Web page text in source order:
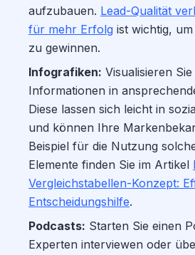
aufzubauen. Lead-Qualität
für mehr Erfolg ist wichtig,
zu gewinnen.
Infografiken: Visualisieren
Informationen in
Diese lassen sich leicht in
und können Ihre
Beispiel für die Nutzung
Elemente finden Sie im Artikel
Vergleichstabellen-Konzept:
Entscheidungshilfe.
Podcasts: Starten Sie einen
Experten interviewen oder